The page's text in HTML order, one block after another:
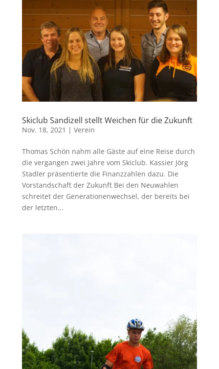
Skiclub Sandizell stellt Weichen für die Zukunft
Nov. 18, 2021 | Verein
Thomas Schön nahm alle Gäste auf eine Reise durch
die vergangen zwei Jahre vom Skiclub. Kassier Jörg
Stadler präsentierte die Finanzzahlen dazu. Die
Vorstandschaft der Zukunft Bei den Neuwahlen
schreitet der Generationenwechsel, der bereits bei
der letzten...